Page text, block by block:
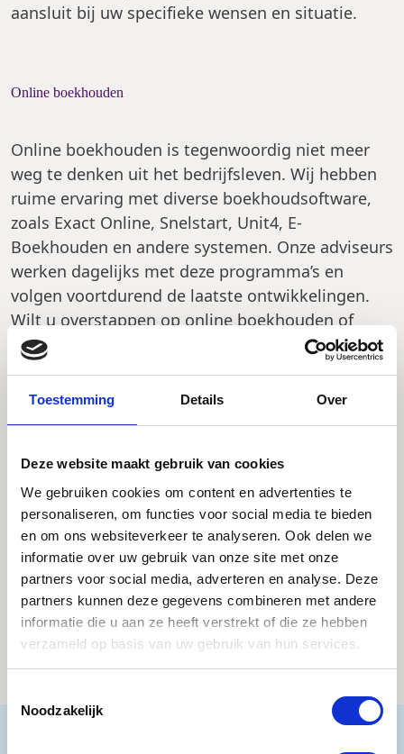
Toestemming Details Over
Deze website maakt gebruik van cookies
We gebruiken cookies om content en advertenties te
personaliseren, om functies voor social media te bieden
en om ons websiteverkeer te analyseren. Ook delen we
informatie over uw gebruik van onze site met onze
partners voor social media, adverteren en analyse. Deze
partners kunnen deze gegevens combineren met andere
informatie die u aan ze heeft verstrekt of die ze hebben
verzameld op basis van uw gebruik van hun services.
Noodzakelijk
aansluit bij uw specifieke wensen en situatie.
Online boekhouden
Online boekhouden is tegenwoordig niet meer
weg te denken uit het bedrijfsleven. Wij hebben
ruime ervaring met diverse boekhoudsoftware,
zoals Exact Online, Snelstart, Unit4, E-
Boekhouden en andere systemen. Onze adviseurs
werken dagelijks met deze programma’s en
volgen voortdurend de laatste ontwikkelingen.
Wilt u overstappen op online boekhouden of
meer weten over de verschillende
mogelijkheden? Bij Eijkhout & Partners helpen wij
u graag verder.
in contact wanneer u op zoek bent naar een
betrouwbare partner voor uw boekhoudkundige
zaken. Eijkhout & Partners is een erkend
accountantskantoor met jarenlange ervaring in
de regio. Wij staan klaar om u te ondersteunen,
of u nu een eenmanszaak, vof of bv hebt. Neem
gerust contact met ons op via het
contactformulier of bel ons op 0481 123456.